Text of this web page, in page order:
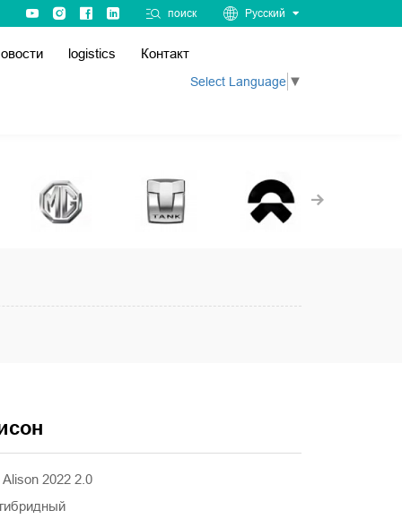
поиск Русский
logistics Контакт
Select Language ▼
2022 2.0